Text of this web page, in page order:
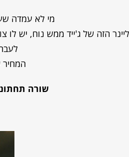
מי לא עמדה
הזה של ג'ייד ממש נוח, יש
המחיר
שורה